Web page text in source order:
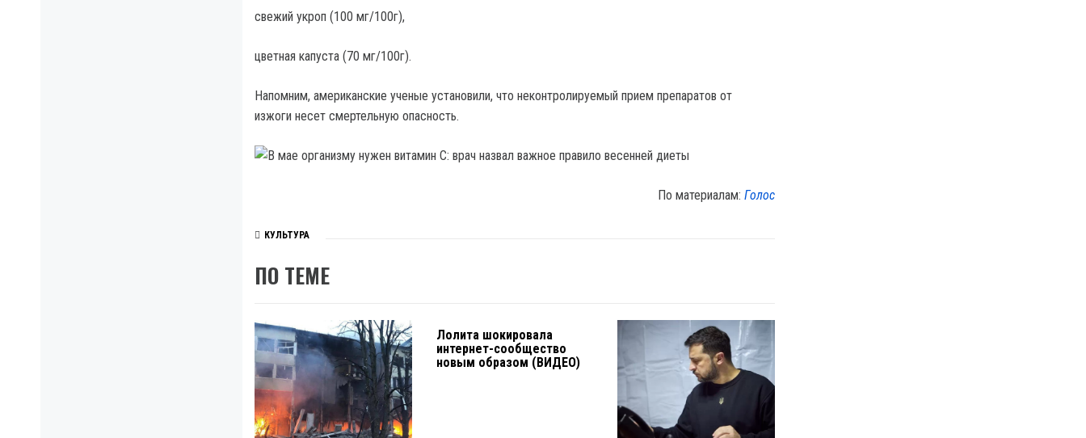
свежий укроп (100 мг/100г),
цветная капуста (70 мг/100г).
Напомним, американские ученые установили, что неконтролируемый прием препаратов от
изжоги несет смертельную опасность.
По материалам:Голос
КУЛЬТУРА
ПО ТЕМЕ
Лолита шокировала
интернет-сообщество
новым образом (ВИДЕО)